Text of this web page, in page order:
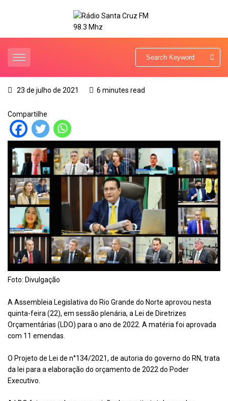
23 de julho de 2021 6 minutes read
Compartilhe
Foto: Divulgação
A Assembleia Legislativa do Rio Grande do Norte aprovou nesta
quinta-feira (22), em sessão plenária, a Lei de Diretrizes
Orçamentárias (LDO) para o ano de 2022. A matéria foi aprovada
com 11 emendas.
O Projeto de Lei de n°134/2021, de autoria do governo do RN, trata
da lei para a elaboração do orçamento de 2022 do Poder
Executivo.